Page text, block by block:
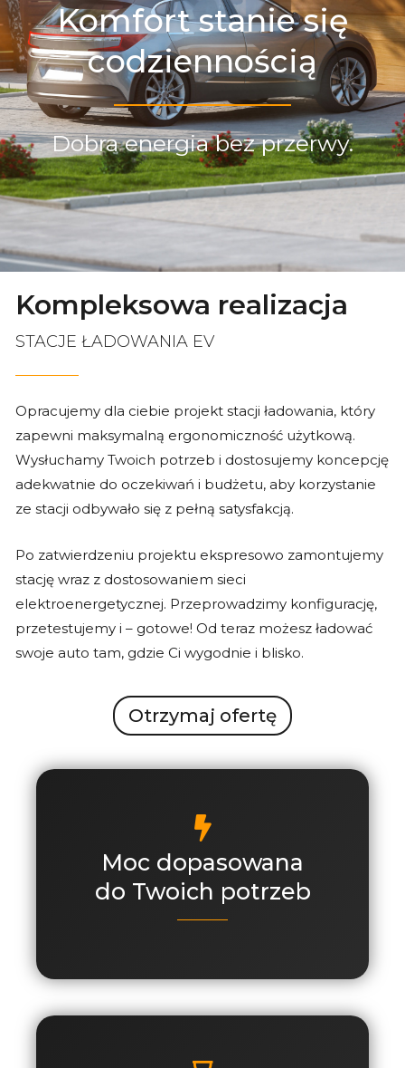
Komfort stanie się
codziennością
Dobra energia bez przerwy.
Kompleksowa realizacja
STACJE ŁADOWANIA EV
Opracujemy dla ciebie projekt stacji ładowania, który
zapewni maksymalną ergonomiczność użytkową.
Wysłuchamy Twoich potrzeb i dostosujemy koncepcję
adekwatnie do oczekiwań i budżetu, aby korzystanie
ze stacji odbywało się z pełną satysfakcją.
Po zatwierdzeniu projektu ekspresowo zamontujemy
stację wraz z dostosowaniem sieci
elektroenergetycznej. Przeprowadzimy konfigurację,
przetestujemy i – gotowe! Od teraz możesz ładować
swoje auto tam, gdzie Ci wygodnie i blisko.
Otrzymaj ofertę
Moc dopasowana
do Twoich potrzeb